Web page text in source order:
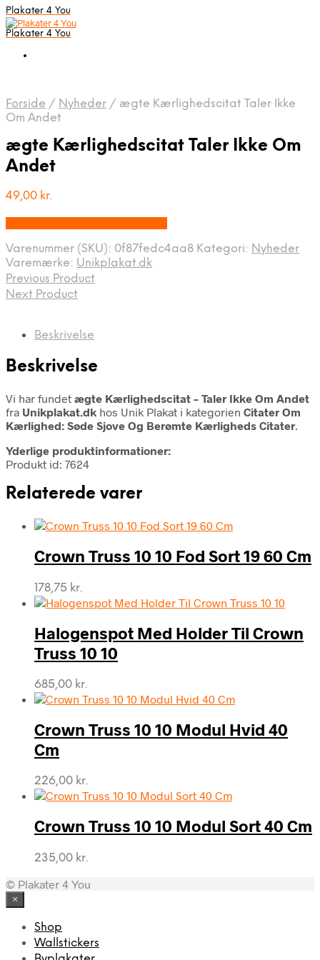
Plakater 4 You
Plakater 4 You
Forside / Nyheder / ægte Kærlighedscitat Taler Ikke
Om Andet
ægte Kærlighedscitat Taler Ikke Om
Andet
49,00 kr.
Varenummer (SKU): 0f87fedc4aa8 Kategori: Nyheder
Varemærke: Unikplakat.dk
Previous Product
Next Product
Beskrivelse
Beskrivelse
Vi har fundet ægte Kærlighedscitat – Taler Ikke Om Andet
fra Unikplakat.dk hos Unik Plakat i kategorien Citater Om
Kærlighed: Søde Sjove Og Berømte Kærligheds Citater.
Yderlige produktinformationer:
Produkt id: 7624
Relaterede varer
Crown Truss 10 10 Fod Sort 19 60 Cm
178,75 kr.
Halogenspot Med Holder Til Crown
Truss 10 10
685,00 kr.
Crown Truss 10 10 Modul Hvid 40
Cm
226,00 kr.
Crown Truss 10 10 Modul Sort 40 Cm
235,00 kr.
© Plakater 4 You
×
Shop
Wallstickers